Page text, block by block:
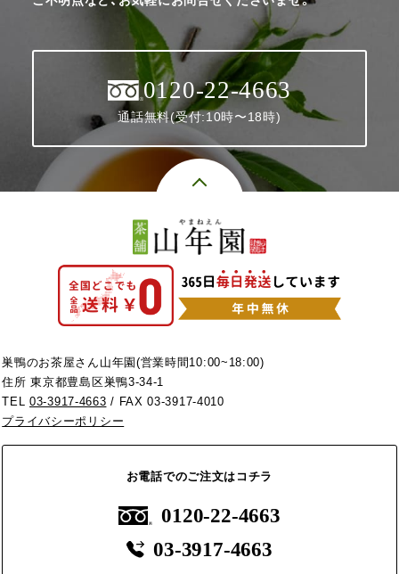
0120-22-4663
通話無料(受付:10時〜18時)
巣鴨のお茶屋さん山年園(営業時間10:00~18:00)
住所 東京都豊島区巣鴨3-34-1
TEL03-3917-4663 / FAX 03-3917-4010
プライバシーポリシー
お電話でのご注文はコチラ
0120-22-4663
03-3917-4663